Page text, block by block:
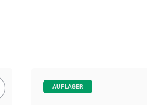
AUF LAGER